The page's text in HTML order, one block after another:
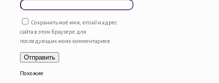
Сохранить моё имя, email и адрес
сайта в этом браузере для
последующих моих комментариев.
Похожие